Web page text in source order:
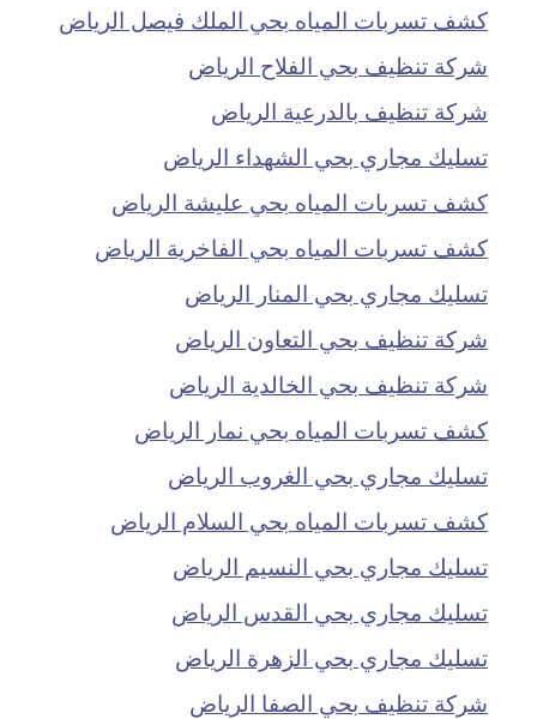
كشف تسربات المياه بحي الملك فيصل الرياض
شركة تنظيف بحي الفلاح الرياض
شركة تنظيف بالدرعية الرياض
تسليك مجاري بحي الشهداء الرياض
كشف تسربات المياه بحي عليشة الرياض
كشف تسربات المياه بحي الفاخرية الرياض
تسليك مجاري بحي المنار الرياض
شركة تنظيف بحي التعاون الرياض
شركة تنظيف بحي الخالدية الرياض
كشف تسربات المياه بحي نمار الرياض
تسليك مجاري بحي الغروب الرياض
كشف تسربات المياه بحي السلام الرياض
تسليك مجاري بحي النسيم الرياض
تسليك مجاري بحي القدس الرياض
تسليك مجاري بحي الزهرة الرياض
شركة تنظيف بحي الصفا الرياض